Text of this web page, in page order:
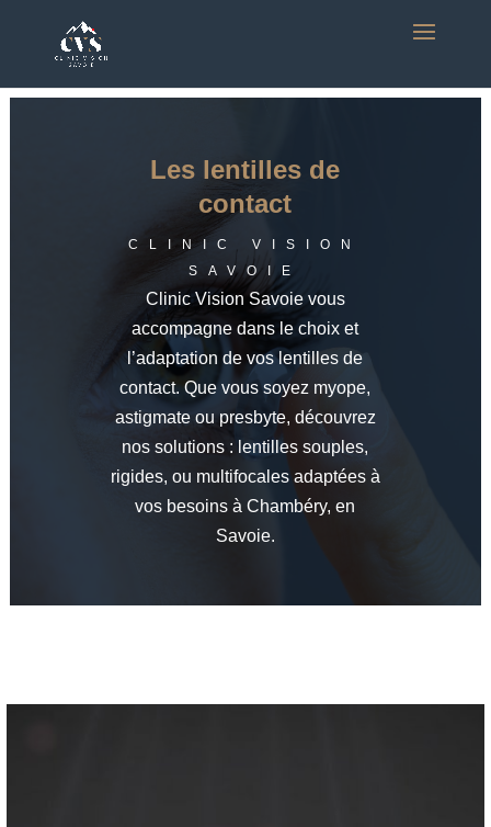
Les lentilles de
contact
CLINIC VISION
SAVOIE
Clinic Vision Savoie vous
accompagne dans le choix et
l’adaptation de vos lentilles de
contact. Que vous soyez myope,
astigmate ou presbyte, découvrez
nos solutions : lentilles souples,
rigides, ou multifocales adaptées à
vos besoins à Chambéry, en
Savoie.